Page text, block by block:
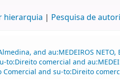
hierarquia Pesquisa de
and au:MEDEIROS
comercial and
and su-to:Direito